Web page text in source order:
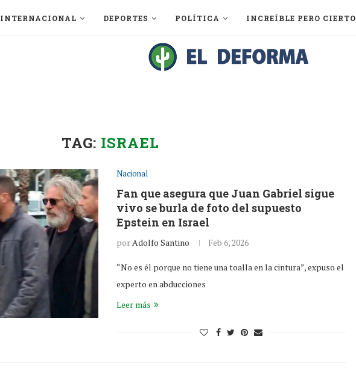
INTERNACIONAL DEPORTES POLÍTICA INCREÍBLE PERO CIERTO
TAG: ISRAEL
Nacional
Fan que asegura que Juan Gabriel sigue
vivo se burla de foto del supuesto
Epstein en Israel
porAdolfo Santino Feb 6, 2026
“No es él porque no tiene una toalla en la cintura”, expuso el
experto en abducciones
Leer más